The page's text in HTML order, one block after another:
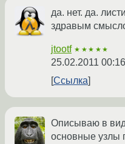
да. нет. да.
здравым
jtootf ★★★★★
25.02.2011
Ссылка
Описываю в
основные узлы